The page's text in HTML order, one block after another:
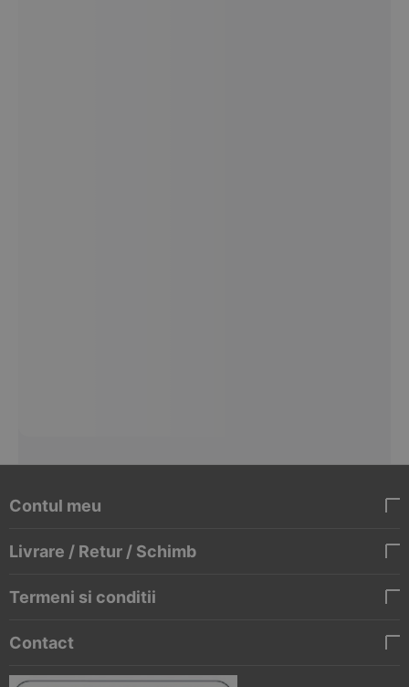
Contul meu
Livrare / Retur / Schimb
Termeni si conditii
Contact